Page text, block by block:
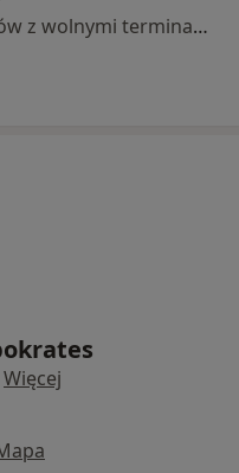
Brak dostępnych specjalistów z wolnymi terminami w tym centrum medycznym.
Więcej